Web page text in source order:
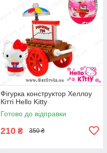
Фігурка конструктор Хеллоу
Кітті Hello Kitty
Готово до відправки
210 ₴ 350 ₴